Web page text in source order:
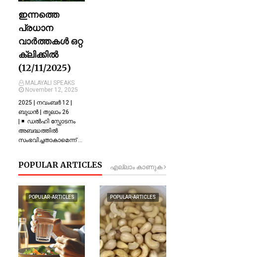
ഇന്നത്തെ
പ്രധാന
വാർത്തകൾ ഒറ്റ
ക്ലിക്കിൽ
(12/11/2025)
MALAYALI SPEAKS
November 12, 2025
2025 | നവംബർ 12 |
ബുധൻ | തുലാം 26
| ◾ ഡല്‍ഹി സ്ഫോടനം
അബദ്ധത്തില്‍
സംഭവിച്ചതാകാമെന്ന് …
POPULAR ARTICLES എല്ലാം കാണുക
POPULAR-ARTICLES POPULAR-ARTICLES